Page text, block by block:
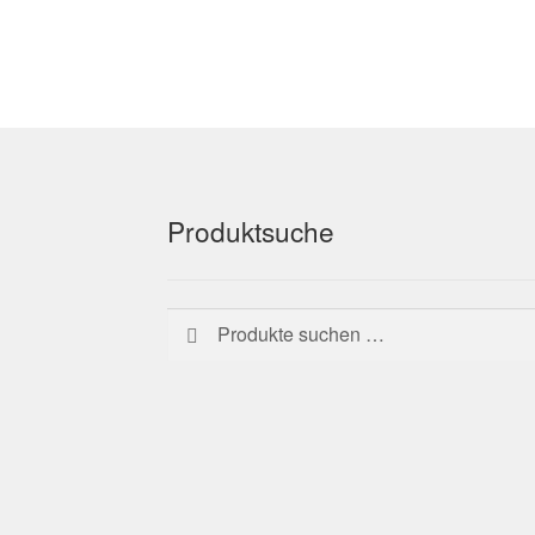
Produktsuche
Suchen
nach:
Suchen